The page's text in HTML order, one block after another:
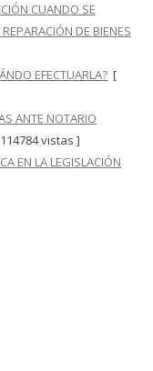
CUANDO SE
DE BIENES
EFECTUARLA? [
ANTE NOTARIO
vistas ]
EN LA LEGISLACIÓN